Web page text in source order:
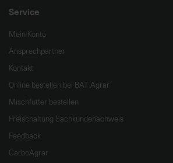
Service
Mein Konto
Ansprechpartner
Kontakt
Online bestellen bei BAT Agrar
Mischfutter bestellen
Freischaltung Sachkundenachweis
Feedback
CarboAgrar